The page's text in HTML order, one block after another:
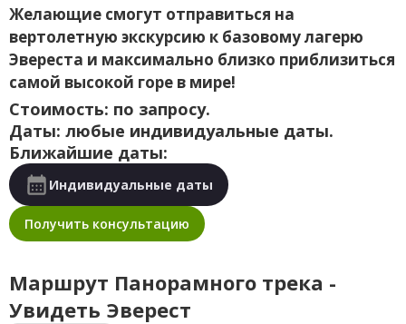
Желающие смогут отправиться на
вертолетную экскурсию к базовому лагерю
Эвереста и максимально близко приблизиться
самой высокой горе в мире!
Стоимость: по запросу.
Даты: любые индивидуальные даты.
Ближайшие даты:
Индивидуальные даты
Получить консультацию
Маршрут Панорамного трека -
Увидеть Эверест